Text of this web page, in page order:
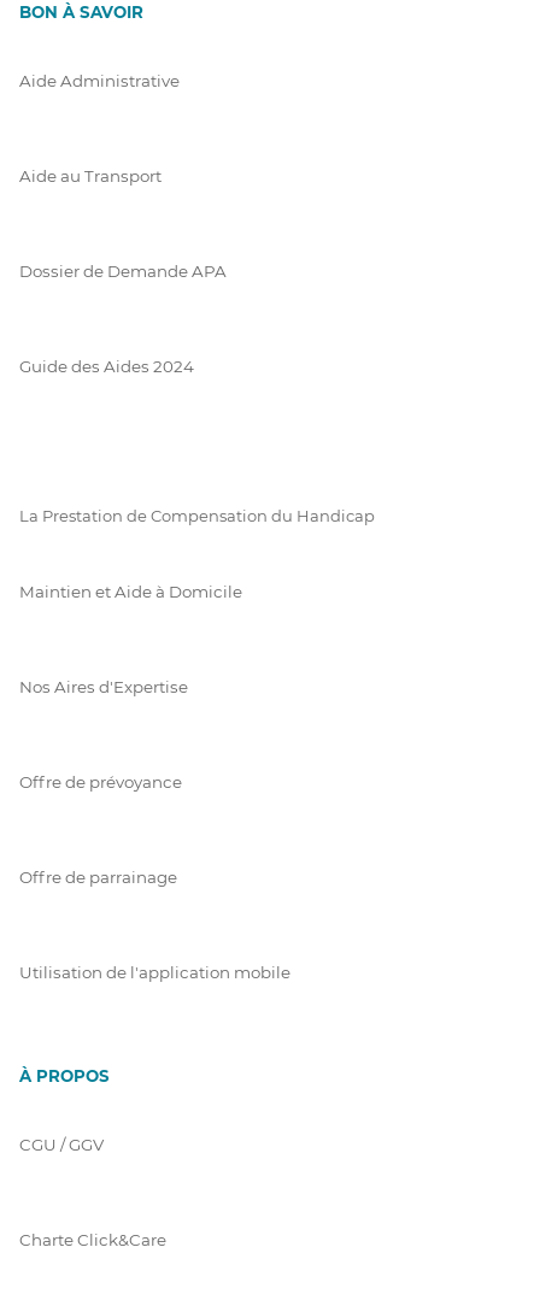
BON À SAVOIR
Aide Administrative
Aide au Transport
Dossier de Demande APA
Guide des Aides 2024
La Prestation de Compensation du Handicap
Maintien et Aide à Domicile
Nos Aires d'Expertise
Offre de prévoyance
Offre de parrainage
Utilisation de l'application mobile
À PROPOS
CGU / GGV
Charte Click&Care